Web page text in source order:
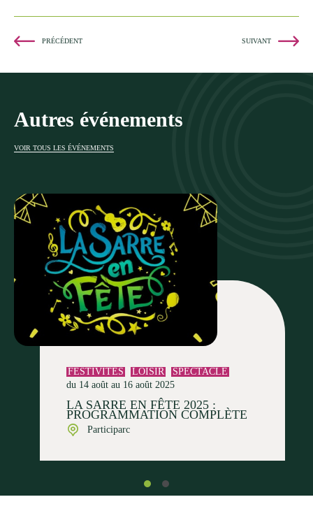
PRÉCÉDENT SUIVANT
Autres événements
VOIR TOUS LES ÉVÉNEMENTS
FESTIVITÉS LOISIR
SPECTACLE
du 14 août au 16 août 2025
LA SARRE EN FÊTE 2025 :
PROGRAMMATION COMPLÈTE
Participarc